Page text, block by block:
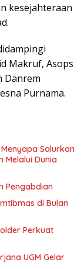
kesejahteraan
Makruf, Asops
Danrem
Purnama.
Salurkan
Melalui Dunia
Pengabdian
di Bulan
Perkuat
UGM Gelar